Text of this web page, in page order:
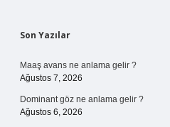
Sidebar
Son Yazılar
Maaş avans ne anlama gelir ?
Ağustos 7, 2026
Dominant göz ne anlama gelir ?
Ağustos 6, 2026